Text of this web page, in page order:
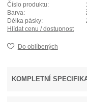
Číslo produktu:
Barva:
Délka pásky:
Hlídat cenu / dostupnost
Do oblíbených
KOMPLETNÍ